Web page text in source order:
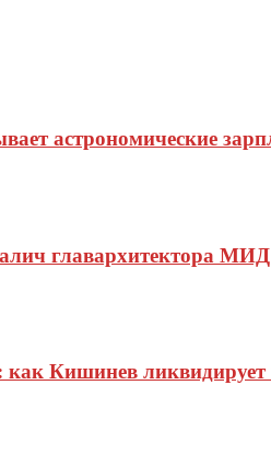
астрономические
главархитектора
Кишинев ликвидирует